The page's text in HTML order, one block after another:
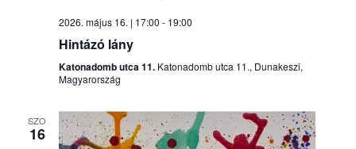
2026. május 16. | 17:00 - 19:00
Hintázó lány
Katonadomb utca 11. Katonadomb utca 11., Dunakeszi,
Magyarország
SZO
16